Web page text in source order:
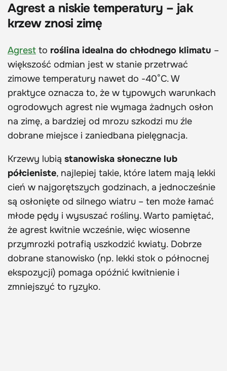
Agrest a niskie temperatury – jak
krzew znosi zimę
Agrest to roślina idealna do chłodnego klimatu –
większość odmian jest w stanie przetrwać
zimowe temperatury nawet do -40°C. W
praktyce oznacza to, że w typowych warunkach
ogrodowych agrest nie wymaga żadnych osłon
na zimę, a bardziej od mrozu szkodzi mu źle
dobrane miejsce i zaniedbana pielęgnacja.
Krzewy lubią stanowiska słoneczne lub
półcieniste, najlepiej takie, które latem mają lekki
cień w najgorętszych godzinach, a jednocześnie
są osłonięte od silnego wiatru – ten może łamać
młode pędy i wysuszać rośliny. Warto pamiętać,
że agrest kwitnie wcześnie, więc wiosenne
przymrozki potrafią uszkodzić kwiaty. Dobrze
dobrane stanowisko (np. lekki stok o północnej
ekspozycji) pomaga opóźnić kwitnienie i
zmniejszyć to ryzyko.